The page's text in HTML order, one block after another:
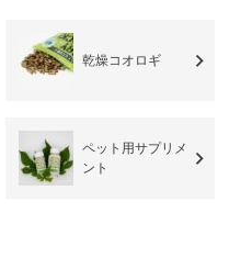
乾燥コオロギ
ペット用サプリメ
ント